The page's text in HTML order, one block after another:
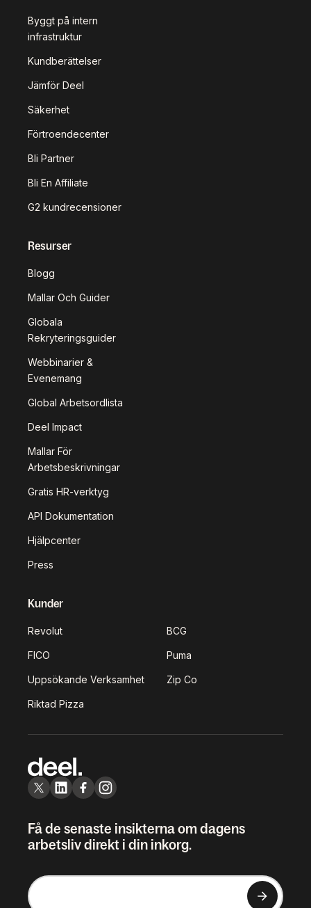
Byggt på intern
infrastruktur
Kundberättelser
Jämför Deel
Säkerhet
Förtroendecenter
Bli Partner
Bli En Affiliate
G2 kundrecensioner
Resurser
Blogg
Mallar Och Guider
Globala
Rekryteringsguider
Webbinarier &
Evenemang
Global Arbetsordlista
Deel Impact
Mallar För
Arbetsbeskrivningar
Gratis HR-verktyg
API Dokumentation
Hjälpcenter
Press
Kunder
Revolut BCG
FICO Puma
Uppsökande Verksamhet Zip Co
Riktad Pizza
Få de senaste insikterna om dagens
arbetsliv direkt i din inkorg.